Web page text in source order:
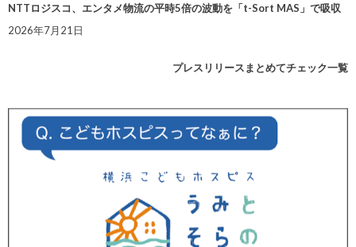
NTTロジスコ、エンタメ物流の平時5倍の波動を「t-Sort MAS」で吸収
2026年7月21日
プレスリリースまとめてチェック一覧